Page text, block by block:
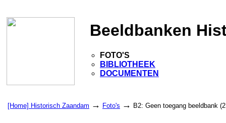
Beeldbanken
FOTO'S
BIBLIOTHEEK
DOCUMENTEN
[Home] Historisch Zaandam → Foto's → B2: Geen toegang beeldbank